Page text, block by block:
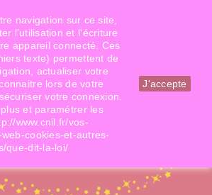
79 Email: info@doigtsdefees.com
navigation sur ce site,
l’utilisation et l'écriture
appareil connecté. Ces
texte) permettent de
actualiser votre
lors de votre
votre connexion.
et paramétrer les
www.cnil.fr/vos-
cookies-et-autres-
que-dit-la-loi/
J'accepte